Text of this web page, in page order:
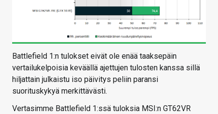
Battlefield 1:n tulokset eivät ole enää taaksepäin
vertailukelpoisia keväällä ajettujen tulosten kanssa sillä
hiljattain julkaistu iso päivitys peliin paransi
suorituskykyä merkittävästi.
Vertasimme Battlefield 1:ssä tuloksia MSI:n GT62VR